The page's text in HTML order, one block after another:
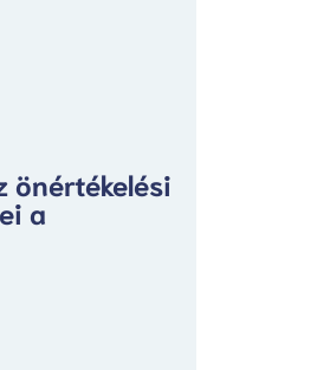
önértékelési
a